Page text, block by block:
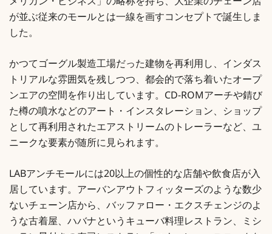
が並ぶ従来のモールとは一線を画すコンセプトで誕生しま
した。
かつてゴーグル製造工場だった建物を再利用し、インダス
トリアルな雰囲気を残しつつ、都会的で落ち着いたオープ
ンエアの空間を作り出しています。CD-ROMアーチや錆び
た樽の噴水などのアート・インスタレーション、ショップ
として再利用されたエアストリームのトレーラーなど、ユ
ニークな要素が随所に見られます。
LABアンチモールには20以上の個性的な店舗や飲食店が入
居しています。アーバンアウトフィッターズのような数少
ないチェーン店から、バッファロー・エクスチェンジのよ
うな古着屋、ハバナというキューバ料理レストラン、ミシ